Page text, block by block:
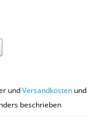
undVersandkostenund
beschrieben